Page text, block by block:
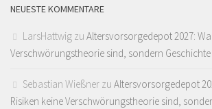
NEUESTE KOMMENTARE
LarsHattwig zu Altersvorsorgedepot 2027:
Verschwörungstheorie sind, sondern Geschichte
Sebastian Wießner zu Altersvorsorgedepot
Risiken keine Verschwörungstheorie sind,